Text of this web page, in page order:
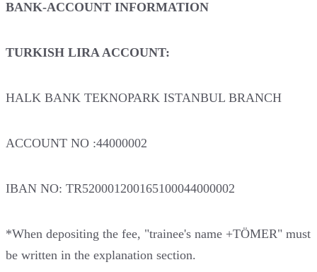
BANK-ACCOUNT INFORMATION
TURKISH LIRA ACCOUNT:
HALK BANK TEKNOPARK ISTANBUL BRANCH
ACCOUNT NO :44000002
IBAN NO: TR520001200165100044000002
*When depositing the fee, "trainee's name +TÖMER" must
be written in the explanation section.